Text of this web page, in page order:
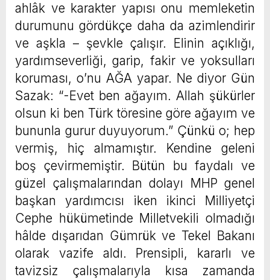
ahlâk ve karakter yapısı onu memleketin
durumunu gördükçe daha da azimlendirir
ve aşkla – şevkle çalışır. Elinin açıklığı,
yardımseverliği, garip, fakir ve yoksulları
koruması, o’nu AĞA yapar. Ne diyor Gün
Sazak: “-Evet ben ağayım. Allah şükürler
olsun ki ben Türk töresine göre ağayım ve
bununla gurur duyuyorum.” Çünkü o; hep
vermiş, hiç almamıştır. Kendine geleni
boş çevirmemiştir. Bütün bu faydalı ve
güzel çalışmalarından dolayı MHP genel
başkan yardımcısı iken ikinci Milliyetçi
Cephe hükümetinde Milletvekili olmadığı
hâlde dışarıdan Gümrük ve Tekel Bakanı
olarak vazife aldı. Prensipli, kararlı ve
tavizsiz çalışmalarıyla kısa zamanda